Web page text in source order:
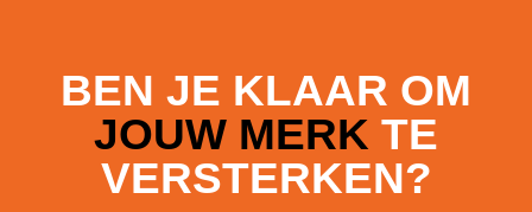
BEN JE KLAAR OM
JOUW MERK TE
VERSTERKEN?